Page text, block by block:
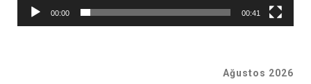
00:00 00:41
Ağustos 2026